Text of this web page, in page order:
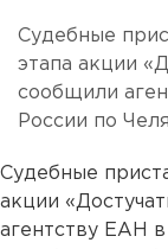
Судебные
этапа акции
сообщили
России по
Судебные
акции
агентству ЕАН